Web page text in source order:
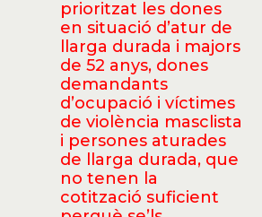
prioritzat les dones
en situació d’atur de
llarga durada i majors
de 52 anys, dones
demandants
d’ocupació i víctimes
de violència masclista
i persones aturades
de llarga durada, que
no tenen la
cotització suficient